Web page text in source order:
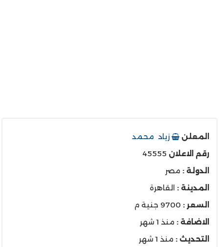
المعلن
زياد محمد
رقم الاعلان 45555
الدولة : مصر
المدينة : القاهرة
السعر : 9700 جنية م
الاضافة : منذ 1 شهر
التحديث : منذ 1 شهر